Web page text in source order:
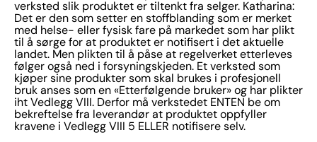
verksted slik produktet er tiltenkt fra selger. Katharina:
Det er den som setter en stoffblanding som er merket
med helse- eller fysisk fare på markedet som har plikt
til å sørge for at produktet er notifisert i det aktuelle
landet. Men plikten til å påse at regelverket etterleves
følger også ned i forsyningskjeden. Et verksted som
kjøper sine produkter som skal brukes i profesjonell
bruk anses som en «Etterfølgende bruker» og har plikter
iht Vedlegg VIII. Derfor må verkstedet ENTEN be om
bekreftelse fra leverandør at produktet oppfyller
kravene i Vedlegg VIII 5 ELLER notifisere selv.